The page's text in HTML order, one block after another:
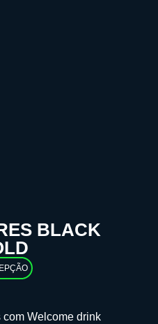
BLACK
Welcome drink